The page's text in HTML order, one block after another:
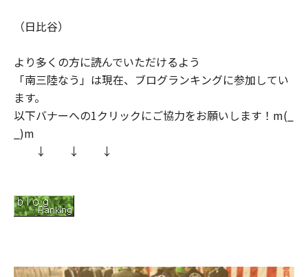
（日比谷）
より多くの方に読んでいただけるよう
「南三陸なう」は現在、ブログランキングに参加してい
ます。
以下バナーへの1クリックにご協力をお願いします！m(_
_)m
↓ ↓ ↓